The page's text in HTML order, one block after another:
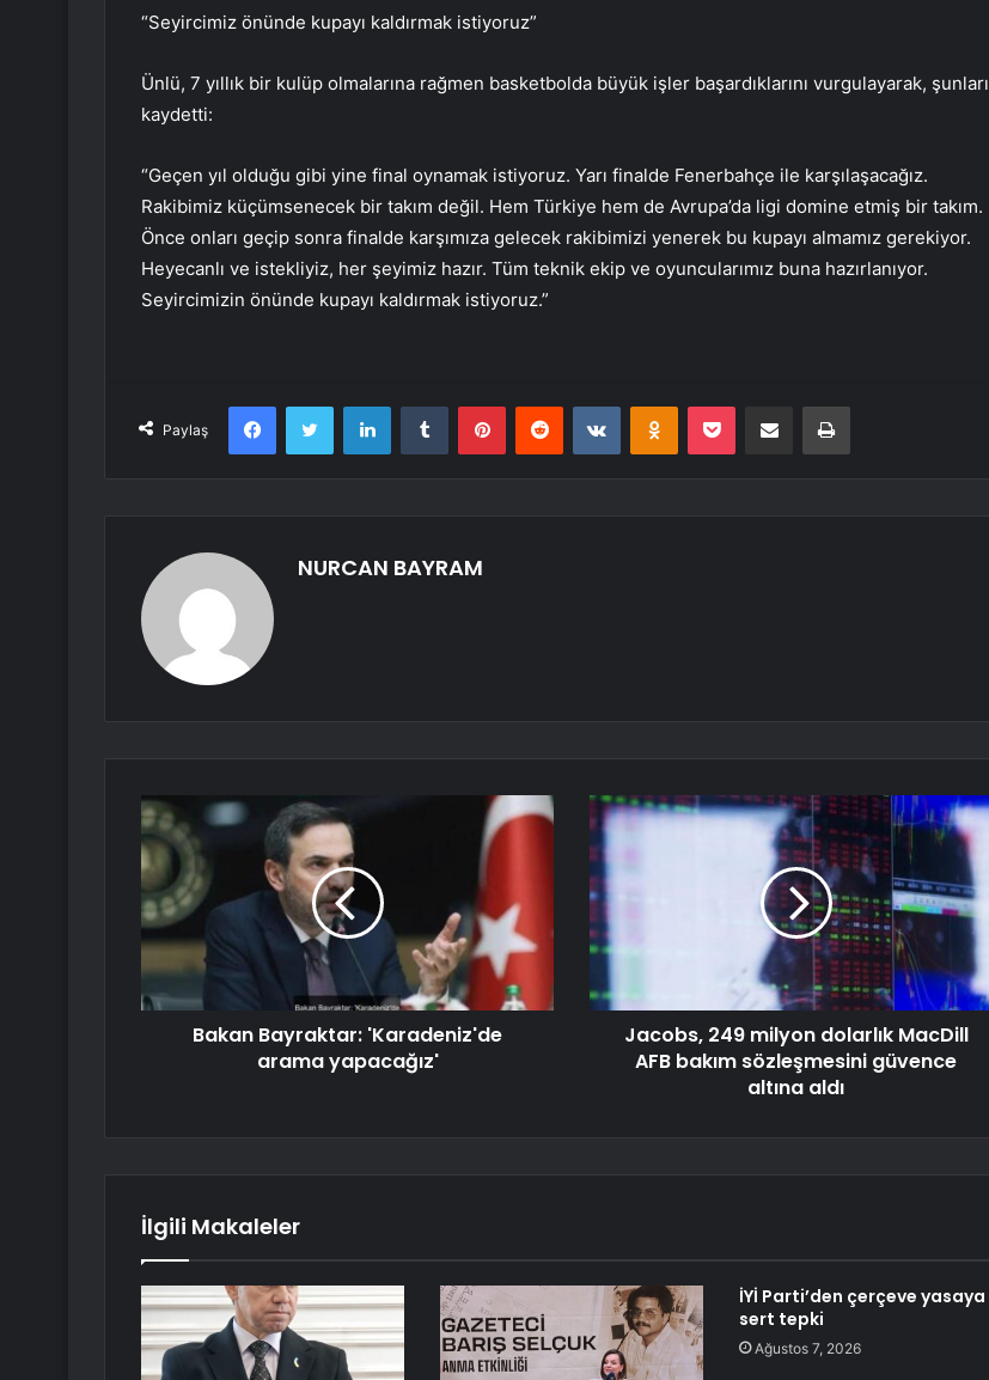
“Seyircimiz önünde kupayı kaldırmak istiyoruz”
Ünlü, 7 yıllık bir kulüp olmalarına rağmen basketbolda büyük işler başardıklarını vurgulayarak, şunları
kaydetti:
“Geçen yıl olduğu gibi yine final oynamak istiyoruz. Yarı finalde Fenerbahçe ile karşılaşacağız.
Rakibimiz küçümsenecek bir takım değil. Hem Türkiye hem de Avrupa’da ligi domine etmiş bir takım.
Önce onları geçip sonra finalde karşımıza gelecek rakibimizi yenerek bu kupayı almamız gerekiyor.
Heyecanlı ve istekliyiz, her şeyimiz hazır. Tüm teknik ekip ve oyuncularımız buna hazırlanıyor.
Seyircimizin önünde kupayı kaldırmak istiyoruz.”
Paylaş
FacebookTwitter LinkedInTumblr PinterestReddit VKontakteOdnoklassniki
Pocket E-Posta ile paylaş Yazdır
NURCAN BAYRAM
Bakan Bayraktar: 'Karadeniz'de
arama yapacağız'
Jacobs, 249 milyon dolarlık MacDill
AFB bakım sözleşmesini güvence
altına aldı
İlgili Makaleler
İYİ Parti’den çerçeve yasaya
sert tepki
Ağustos 7, 2026